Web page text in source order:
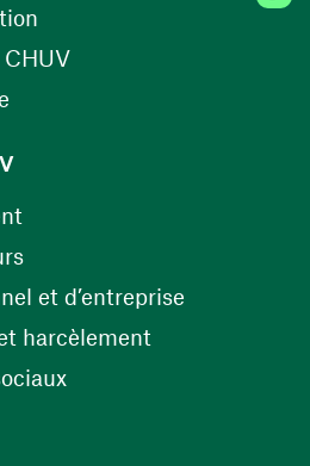
(ouvre une nouvelle
(ouvre une nouvelle
(ouvre une nouvelle fenêtre)
et d’entreprise
harcèlement
(ouvre une nouvelle